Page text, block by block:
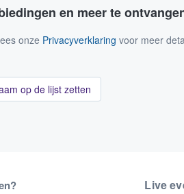
en meer te
onze Privacyverklaring voor meer
op de lijst zetten
Live